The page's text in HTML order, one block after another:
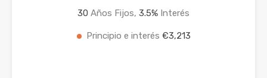
30 Años Fijos, 3.5% Interés
Principio e interés €3,213